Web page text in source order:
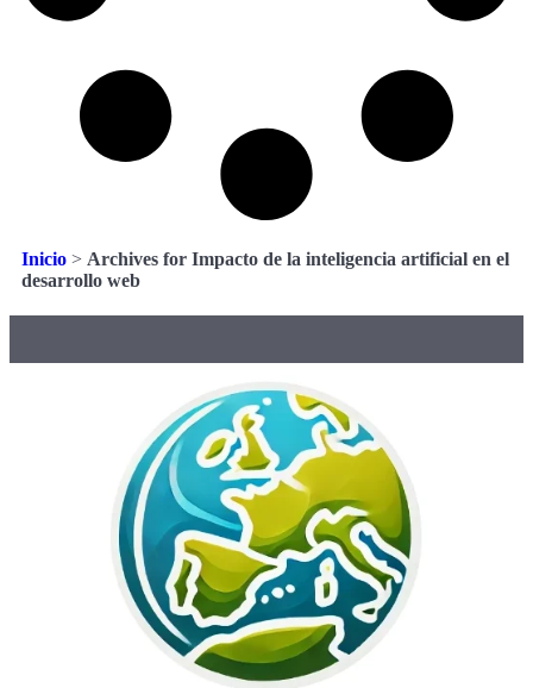
Inicio > Archives for Impacto de la inteligencia artificial en el
desarrollo web